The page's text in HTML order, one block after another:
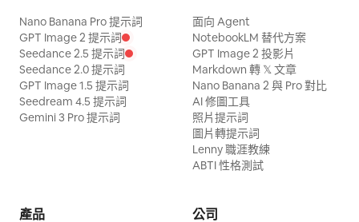
Nano Banana Pro 提示詞
GPT Image 2 提示詞
Seedance 2.5 提示詞
Seedance 2.0 提示詞
GPT Image 1.5 提示詞
Seedream 4.5 提示詞
Gemini 3 Pro 提示詞
面向 Agent
NotebookLM 替代方案
GPT Image 2 投影片
Markdown 轉 𝕏 文章
Nano Banana 2 與 Pro 對比
AI 修圖工具
照片提示詞
圖片轉提示詞
Lenny 職涯教練
ABTI 性格測試
產品 公司